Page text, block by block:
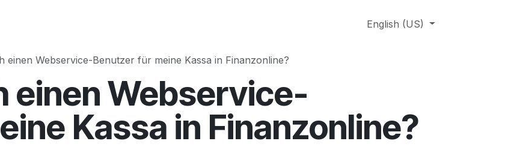
English (US)
einen Webservice-Benutzer für meine Kassa in Finanzonline?
einen Webservice-
Kassa in Finanzonline?